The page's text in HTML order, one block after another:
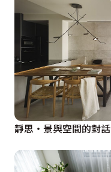
靜思‧景與空間的對話